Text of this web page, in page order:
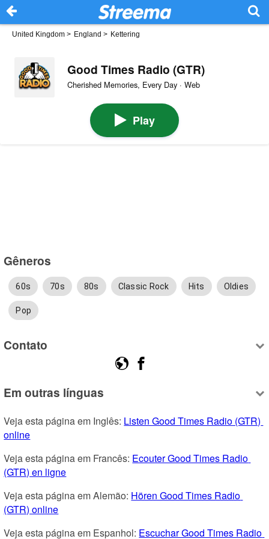
United Kingdom > England > Kettering
Good Times Radio (GTR)
Cherished Memories, Every Day · Web
Play
Gêneros
60s 70s 80s Classic Rock Hits Oldies
Pop
Contato
Em outras línguas
Veja esta página em Inglês: Listen Good Times Radio (GTR)
online
Veja esta página em Francês: Ecouter Good Times Radio
(GTR) en ligne
Veja esta página em Alemão: Hören Good Times Radio
(GTR) online
Veja esta página em Espanhol: Escuchar Good Times Radio